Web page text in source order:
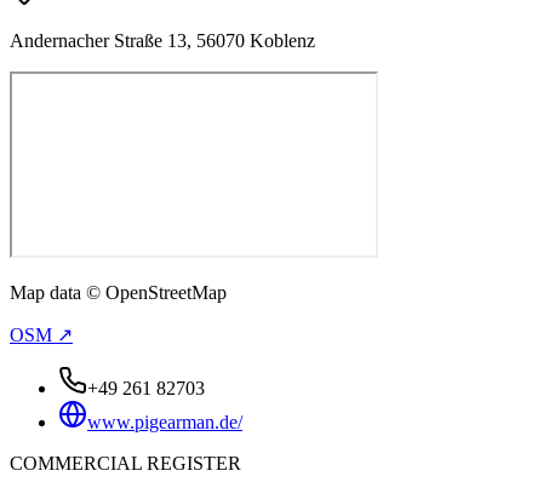
Andernacher Straße 13, 56070 Koblenz
Map data © OpenStreetMap
OSM ↗
+49 261 82703
www.pigearman.de/
COMMERCIAL REGISTER